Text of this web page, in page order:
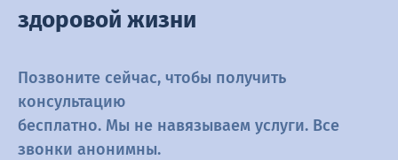
здоровой жизни
Позвоните сейчас, чтобы получить
консультацию
бесплатно. Мы не навязываем услуги. Все
звонки анонимны.